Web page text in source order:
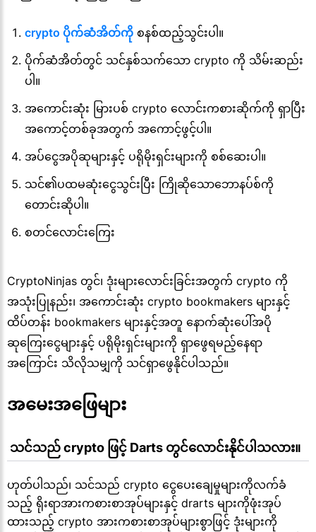
crypto ပိုက်ဆံအိတ်ကို စနစ်ထည့်သွင်းပါ။
ပိုက်ဆံအိတ်တွင် သင်နှစ်သက်သော crypto ကို သိမ်းဆည်း
ပါ။
အကောင်းဆုံး မြားပစ် crypto လောင်းကစားဆိုက်ကို ရှာပြီး
အကောင့်တစ်ခုအတွက် အကောင့်ဖွင့်ပါ။
အပ်ငွေအပိုဆုများနှင့် ပရိုမိုးရှင်းများကို စစ်ဆေးပါ။
သင်၏ပထမဆုံးငွေသွင်းပြီး ကြိုဆိုသောဘောနပ်စ်ကို
တောင်းဆိုပါ။
စတင်လောင်းကြေး
CryptoNinjas တွင်၊ ဒုံးများလောင်းခြင်းအတွက် crypto ကို
အသုံးပြုနည်း၊ အကောင်းဆုံး crypto bookmakers များနှင့်
ထိပ်တန်း bookmakers များနှင့်အတူ နောက်ဆုံးပေါ်အပို
ဆုကြေးငွေများနှင့် ပရိုမိုးရှင်းများကို ရှာဖွေရမည့်နေရာ
အကြောင်း သိလိုသမျှကို သင်ရှာဖွေနိုင်ပါသည်။
အမေးအဖြေများ
သင်သည် crypto ဖြင့် Darts တွင်လောင်းနိုင်ပါသလား။
ဟုတ်ပါသည်၊ သင်သည် crypto ငွေပေးချေမှုများကိုလက်ခံ
သည့် ရိုးရာအားကစားစာအုပ်များနှင့် drarts များကိုဖုံးအုပ်
ထားသည့် crypto အားကစားစာအုပ်များစွာဖြင့် ဒုံးများကို